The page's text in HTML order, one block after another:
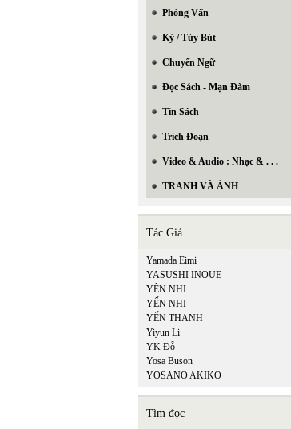
Phỏng Vấn
Ký / Tùy Bút
Chuyển Ngữ
Đọc Sách - Mạn Đàm
Tin Sách
Trích Đoạn
Video & Audio : Nhạc & . . .
TRANH VÀ ẢNH
Tác Giả
Yamada Eimi
YASUSHI INOUE
YÊN NHI
YẾN NHI
YẾN THANH
Yiyun Li
YK Đỗ
Yosa Buson
YOSANO AKIKO
Tìm đọc